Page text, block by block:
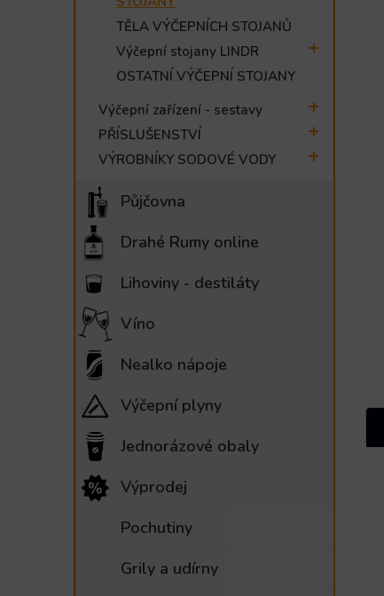
TĚLA VÝČEPNÍCH STOJANŮ
Výčepní stojany LINDR
OSTATNÍ VÝČEPNÍ STOJANY
Výčepní zařízení - sestavy
PŘÍSLUŠENSTVÍ
VÝROBNÍKY SODOVÉ VODY
Půjčovna
Drahé Rumy online
Lihoviny - destiláty
Víno
Nealko nápoje
Výčepní plyny
Jednorázové obaly
Výprodej
Pochutiny
Grily a udírny